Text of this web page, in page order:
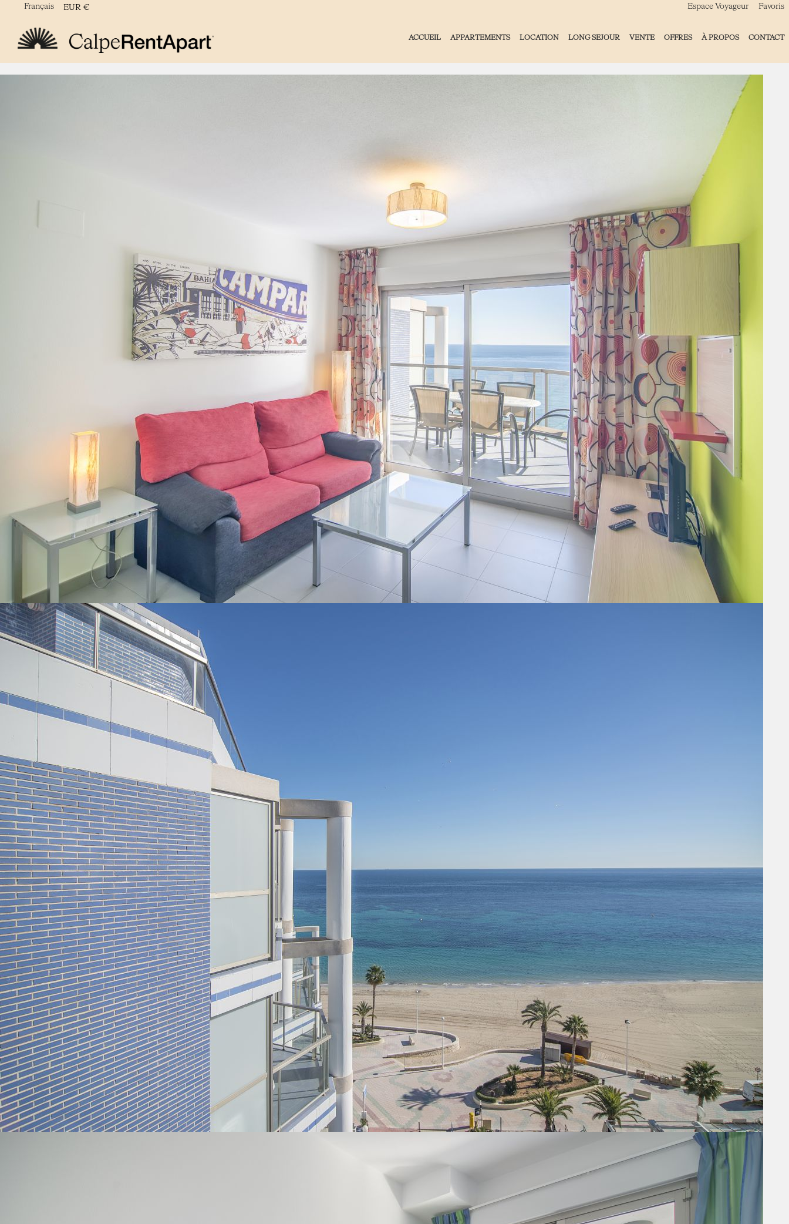
Français EUR € Favoris
Espace Voyageur
ACCUEIL APPARTEMENTS LOCATION LONG SEJOUR VENTE OFFRES À PROPOS CONTACT